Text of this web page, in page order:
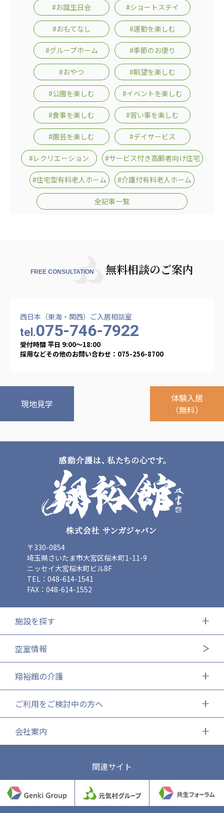
#お誕生日会 #ショートステイ
#おもてなし #運動を楽しむ
#グループホーム #季節のお便り
#おやつ #眺望を楽しむ
#公園を楽しむ #イベントを楽しむ
#食事を楽しむ #習い事を楽しむ
#園芸を楽しむ #デイサービス
#レクリエーション #サービス付き高齢者向け住宅
#住宅型有料老人ホーム #介護付有料老人ホーム
全記事一覧
FREE CONSULTATION 無料相談のご案内
西日本（東海・関西）ご入居相談室
tel.075-746-7922
受付時間 平日 9:00〜18:00
採用などその他のお問い合わせ：075-256-8700
現地見学
体験入居
（無料）
〒330-0854
埼玉県さいたま市大宮区桜木町1-11-9
ニッセイ大宮桜木町ビル8F
TEL：048-614-1541
FAX：048-614-1552
施設を探す
空室情報
翔裕館の介護
ご利用をご検討中の方へ
会社案内
関連サイト